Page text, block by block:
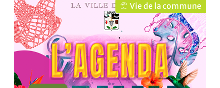
Vie de la commune